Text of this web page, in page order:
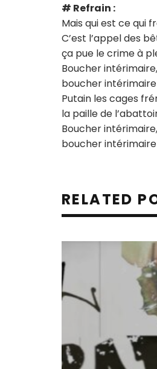
# Refrain :
Mais qui est ce qui
C’est l’appel des
ça pue le crime à
Boucher
boucher
Putain les cages
la paille de
Boucher
boucher
RELATED